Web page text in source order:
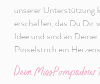
unserer Unterstützung
erschaffen, das Du Dir
Idee und sind an
Pinselstrich ein
Dein MissPompadour